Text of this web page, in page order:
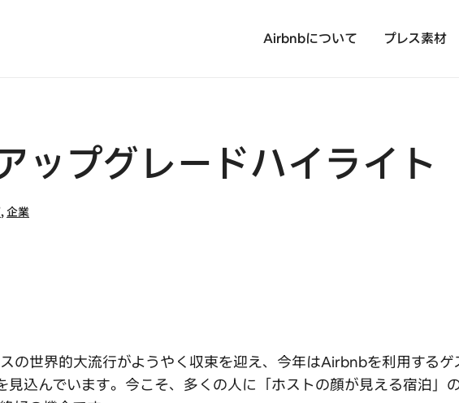
Airbnbについて プレス素材
プグレードハイライト
,企業
の世界的大流行がようやく収束を迎え、今年はAirbnbを利用するゲ
見込んでいます。今こそ、多くの人に「ホストの顔が見える宿泊」